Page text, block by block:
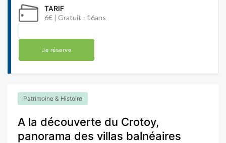
TARIF
6€ | Gratuit - 16ans
Je réserve
Patrimoine & Histoire
A la découverte du Crotoy,
panorama des villas balnéaires